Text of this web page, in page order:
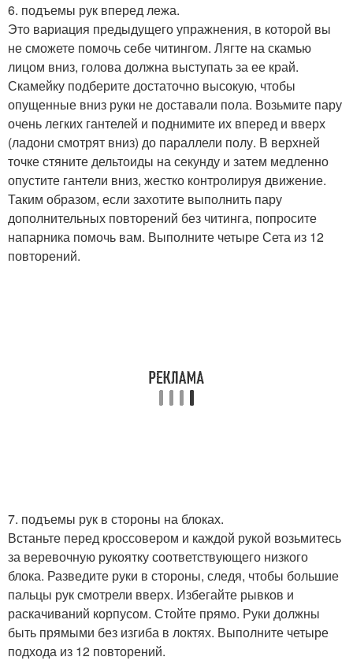
6. подъемы рук вперед лежа.
Это вариация предыдущего упражнения, в которой вы
не сможете помочь себе читингом. Лягте на скамью
лицом вниз, голова должна выступать за ее край.
Скамейку подберите достаточно высокую, чтобы
опущенные вниз руки не доставали пола. Возьмите пару
очень легких гантелей и поднимите их вперед и вверх
(ладони смотрят вниз) до параллели полу. В верхней
точке стяните дельтоиды на секунду и затем медленно
опустите гантели вниз, жестко контролируя движение.
Таким образом, если захотите выполнить пару
дополнительных повторений без читинга, попросите
напарника помочь вам. Выполните четыре Сета из 12
повторений.
7. подъемы рук в стороны на блоках.
Встаньте перед кроссовером и каждой рукой возьмитесь
за веревочную рукоятку соответствующего низкого
блока. Разведите руки в стороны, следя, чтобы большие
пальцы рук смотрели вверх. Избегайте рывков и
раскачиваний корпусом. Стойте прямо. Руки должны
быть прямыми без изгиба в локтях. Выполните четыре
подхода из 12 повторений.